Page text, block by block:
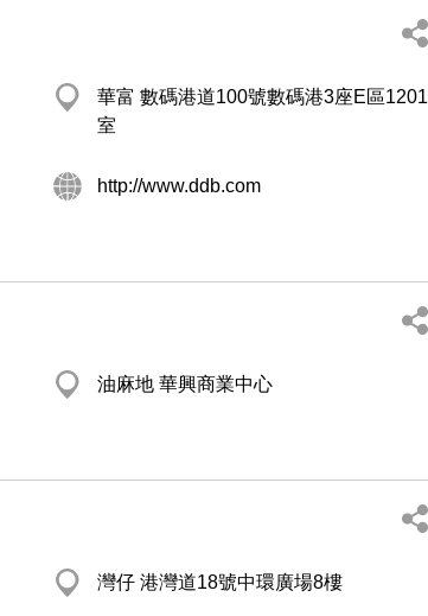
華富 數碼港道100號數碼港3座E區1201
室
http://www.ddb.com
油麻地 華興商業中心
灣仔 港灣道18號中環廣場8樓